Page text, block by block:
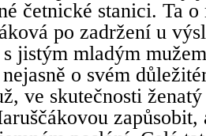
četnické stanici. Ta
po zadržení u
s jistým mladým
o svém
ve skutečnosti